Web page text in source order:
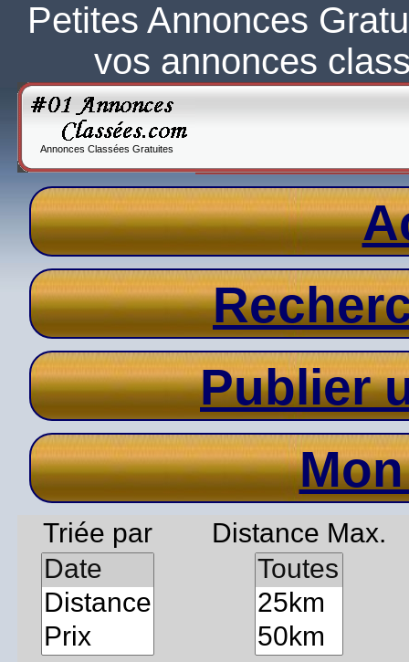
Petites Annonces
vos annonces
Annonces Classées Gratuites
Publier
Triée par Distance Max.